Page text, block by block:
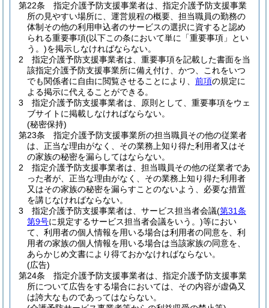
第22条
指定介護予防支援事業者は、指定介護予防支援事業
所の見やすい場所に、運営規程の概要、担当職員の勤務の
体制その他の利用申込者のサービスの選択に資すると認め
られる重要事項(以下この条において単に「重要事項」とい
う。)を掲示しなければならない。
2
指定介護予防支援事業者は、重要事項を記載した書面を当
該指定介護予防支援事業所に備え付け、かつ、これをいつ
でも関係者に自由に閲覧させることにより、 前項の規定に
よる掲示に代えることができる。
3
指定介護予防支援事業者は、原則として、重要事項をウェ
ブサイトに掲載しなければならない。
(秘密保持)
第23条
指定介護予防支援事業所の担当職員その他の従業者
は、正当な理由がなく、その業務上知り得た利用者又はそ
の家族の秘密を漏らしてはならない。
2
指定介護予防支援事業者は、担当職員その他の従業者であ
った者が、正当な理由がなく、その業務上知り得た利用者
又はその家族の秘密を漏らすことのないよう、必要な措置
を講じなければならない。
3
指定介護予防支援事業者は、サービス担当者会議(第31条
第9号に規定するサービス担当者会議をいう。)等におい
て、利用者の個人情報を用いる場合は利用者の同意を、利
用者の家族の個人情報を用いる場合は当該家族の同意を、
あらかじめ文書により得ておかなければならない。
(広告)
第24条
指定介護予防支援事業者は、指定介護予防支援事業
所について広告をする場合においては、その内容が虚偽又
は誇大なものであってはならない。